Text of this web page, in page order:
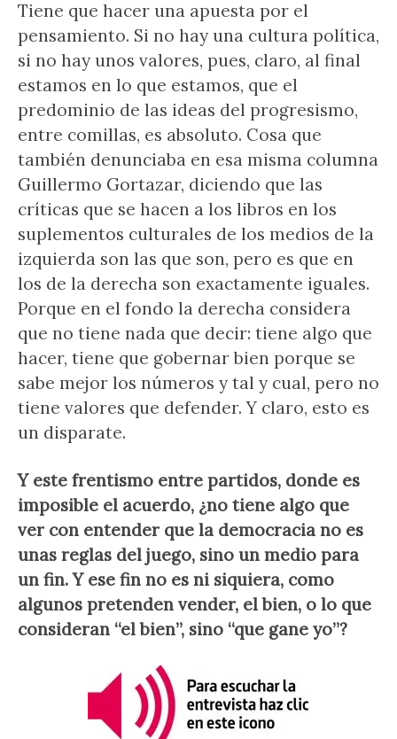
Tiene que hacer una apuesta por el
pensamiento. Si no hay una cultura política,
si no hay unos valores, pues, claro, al final
estamos en lo que estamos, que el
predominio de las ideas del progresismo,
entre comillas, es absoluto. Cosa que
también denunciaba en esa misma columna
Guillermo Gortazar, diciendo que las
críticas que se hacen a los libros en los
suplementos culturales de los medios de la
izquierda son las que son, pero es que en
los de la derecha son exactamente iguales.
Porque en el fondo la derecha considera
que no tiene nada que decir: tiene algo que
hacer, tiene que gobernar bien porque se
sabe mejor los números y tal y cual, pero no
tiene valores que defender. Y claro, esto es
un disparate.
Y este frentismo entre partidos, donde es
imposible el acuerdo, ¿no tiene algo que
ver con entender que la democracia no es
unas reglas del juego, sino un medio para
un fin. Y ese fin no es ni siquiera, como
algunos pretenden vender, el bien, o lo que
consideran “el bien”, sino “que gane yo”?